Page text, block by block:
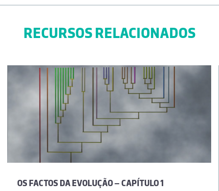
RECURSOS RELACIONADOS
OS FACTOS DA EVOLUÇÃO – CAPÍTULO 1